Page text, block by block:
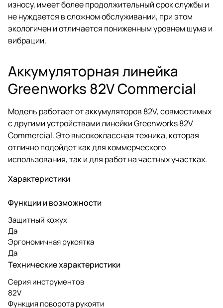
износу, имеет более продолжительный срок службы и
не нуждается в сложном обслуживании, при этом
экологичен и отличается пониженным уровнем шума и
вибрации.
Аккумуляторная линейка
Greenworks 82V Commercial
Модель работает от аккумуляторов 82V, совместимых
с другими устройствами линейки Greenworks 82V
Commercial. Это высококлассная техника, которая
отлично подойдет как для коммерческого
использования, так и для работ на частных участках.
Характеристики
Функции и возможности
Защитный кожух
Да
Эргономичная рукоятка
Да
Технические характеристики
Серия инструментов
82V
Функция поворота рукояти